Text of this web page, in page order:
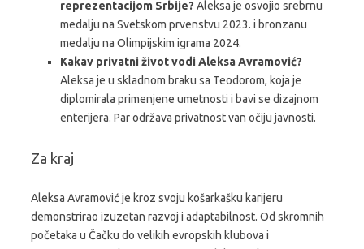
reprezentacijom Srbije? Aleksa je osvojio srebrnu
medalju na Svetskom prvenstvu 2023. i bronzanu
medalju na Olimpijskim igrama 2024.
Kakav privatni život vodi Aleksa Avramović?
Aleksa je u skladnom braku sa Teodorom, koja je
diplomirala primenjene umetnosti i bavi se dizajnom
enterijera. Par održava privatnost van očiju javnosti.
Za kraj
Aleksa Avramović je kroz svoju košarkašku karijeru
demonstrirao izuzetan razvoj i adaptabilnost. Od skromnih
početaka u Čačku do velikih evropskih klubova i